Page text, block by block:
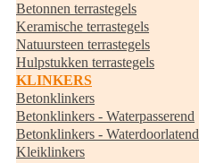
Betonnen terrastegels
Keramische terrastegels
Natuursteen terrastegels
Hulpstukken terrastegels
KLINKERS
Betonklinkers
Betonklinkers - Waterpasserend
Betonklinkers - Waterdoorlatend
Kleiklinkers